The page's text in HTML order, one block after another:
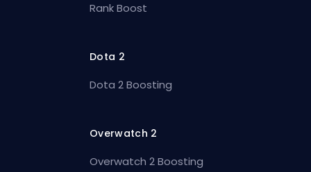
Rank Boost
Dota 2
Dota 2 Boosting
Overwatch 2
Overwatch 2 Boosting